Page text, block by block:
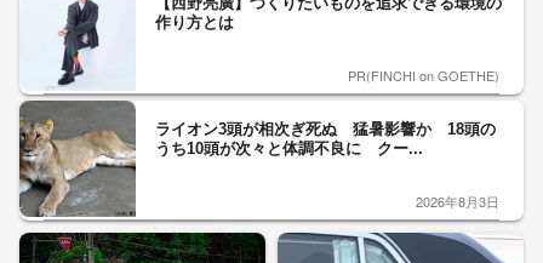
作り方とは
PR(FINCHI on GOETHE)
ライオン3頭が相次ぎ死ぬ 猛暑影響か 18頭の
うち10頭が次々と体調不良に クー...
2026年8月3日